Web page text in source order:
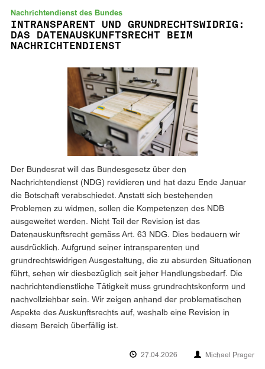
Nachrichtendienst des Bundes
INTRANSPARENT UND GRUNDRECHTSWIDRIG:
DAS DATENAUSKUNFTSRECHT BEIM
NACHRICHTENDIENST
Der Bundesrat will das Bundesgesetz über den
Nachrichtendienst (NDG) revidieren und hat dazu Ende Januar
die Botschaft verabschiedet. Anstatt sich bestehenden
Problemen zu widmen, sollen die Kompetenzen des NDB
ausgeweitet werden. Nicht Teil der Revision ist das
Datenauskunftsrecht gemäss Art. 63 NDG. Dies bedauern wir
ausdrücklich. Aufgrund seiner intransparenten und
grundrechtswidrigen Ausgestaltung, die zu absurden Situationen
führt, sehen wir diesbezüglich seit jeher Handlungsbedarf. Die
nachrichtendienstliche Tätigkeit muss grundrechtskonform und
nachvollziehbar sein. Wir zeigen anhand der problematischen
Aspekte des Auskunftsrechts auf, weshalb eine Revision in
diesem Bereich überfällig ist.
27.04.2026 Michael Prager